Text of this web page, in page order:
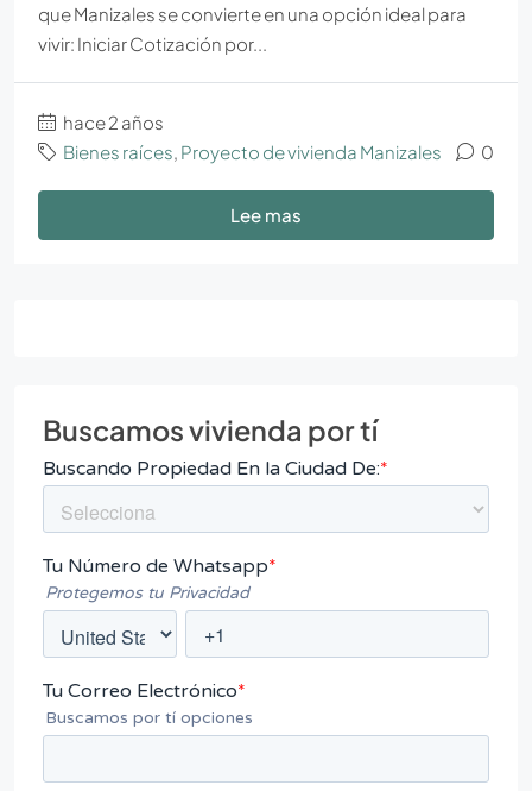
que Manizales se convierte en una opción ideal para
vivir: Iniciar Cotización por...
hace 2 años
Bienes raíces Proyecto de vivienda Manizales 0
Lee mas
Buscamos vivienda por tí